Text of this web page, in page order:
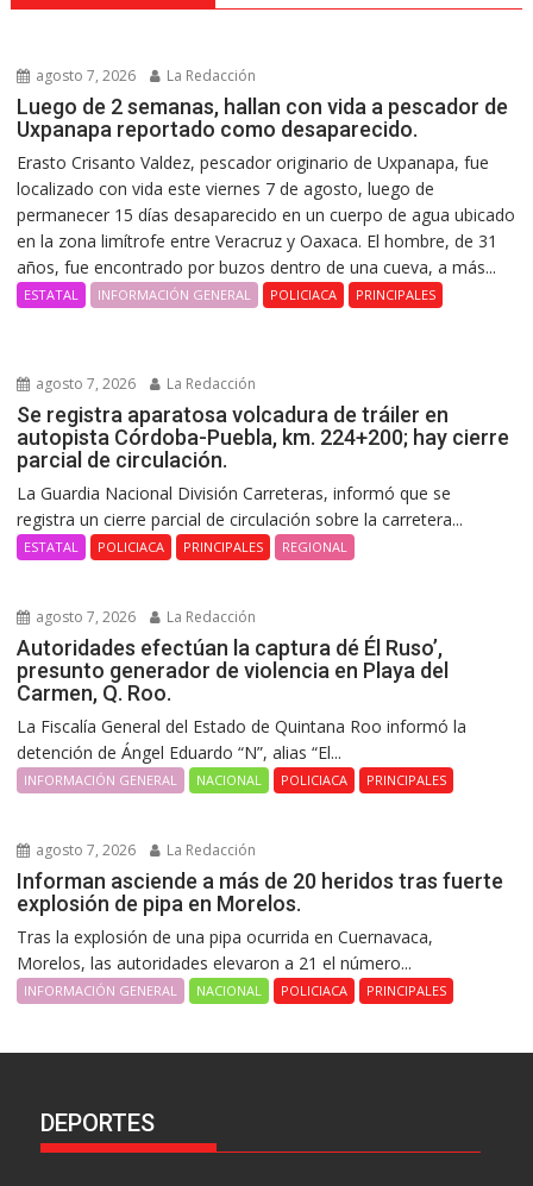
agosto 7, 2026 La Redacción
Luego de 2 semanas, hallan con vida a pescador de
Uxpanapa reportado como desaparecido.
Erasto Crisanto Valdez, pescador originario de Uxpanapa, fue
localizado con vida este viernes 7 de agosto, luego de
permanecer 15 días desaparecido en un cuerpo de agua ubicado
en la zona limítrofe entre Veracruz y Oaxaca. El hombre, de 31
años, fue encontrado por buzos dentro de una cueva, a más...
ESTATAL INFORMACIÓN GENERAL POLICIACA PRINCIPALES
agosto 7, 2026 La Redacción
Se registra aparatosa volcadura de tráiler en
autopista Córdoba-Puebla, km. 224+200; hay cierre
parcial de circulación.
La Guardia Nacional División Carreteras, informó que se
registra un cierre parcial de circulación sobre la carretera...
ESTATAL POLICIACA PRINCIPALES REGIONAL
agosto 7, 2026 La Redacción
Autoridades efectúan la captura dé Él Ruso’,
presunto generador de violencia en Playa del
Carmen, Q. Roo.
La Fiscalía General del Estado de Quintana Roo informó la
detención de Ángel Eduardo “N”, alias “El...
INFORMACIÓN GENERAL NACIONAL POLICIACA PRINCIPALES
agosto 7, 2026 La Redacción
Informan asciende a más de 20 heridos tras fuerte
explosión de pipa en Morelos.
Tras la explosión de una pipa ocurrida en Cuernavaca,
Morelos, las autoridades elevaron a 21 el número...
INFORMACIÓN GENERAL NACIONAL POLICIACA PRINCIPALES
DEPORTES